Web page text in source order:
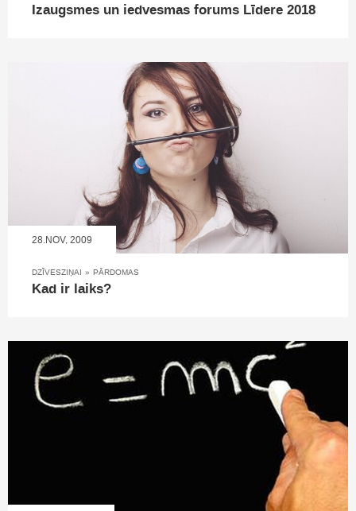
Izaugsmes un iedvesmas forums Līdere 2018
28.NOV, 2009
DZĪVESZIŅAI » PĀRDOMAS
Kad ir laiks?